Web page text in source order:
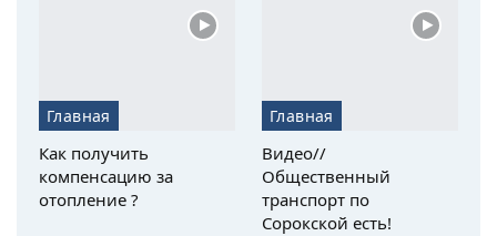
Главная
Как получить
компенсацию за
отопление ?
Главная
Видео//
Общественный
транспорт по
Сорокской есть!